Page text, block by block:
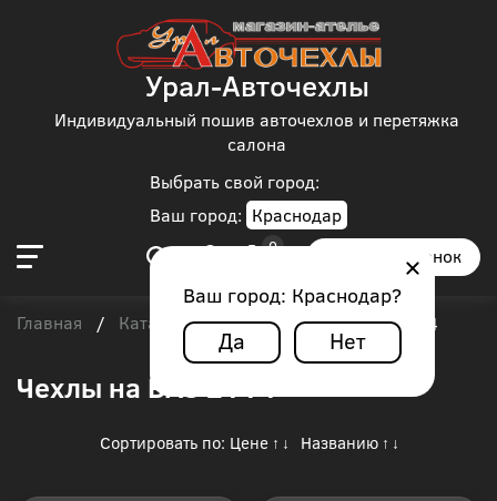
Выбрать свой город:
Ваш город: Краснодар
Ваш город: Краснодар?
Да Нет
Урал-Авточехлы
Индивидуальный пошив авточехлов и перетяжка
салона
Заказать звонок
Главная / Каталог чехлов / Lada / ВАЗ 2114
Чехлы на ВАЗ 2114
Сортировать по: Цене ↑ ↓ Названию ↑ ↓